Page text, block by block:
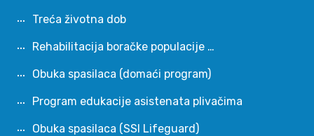
Treća životna dob
Rehabilitacija boračke populacije …
Obuka spasilaca (domaći program)
Program edukacije asistenata plivačima
Obuka spasilaca (SSI Lifeguard)